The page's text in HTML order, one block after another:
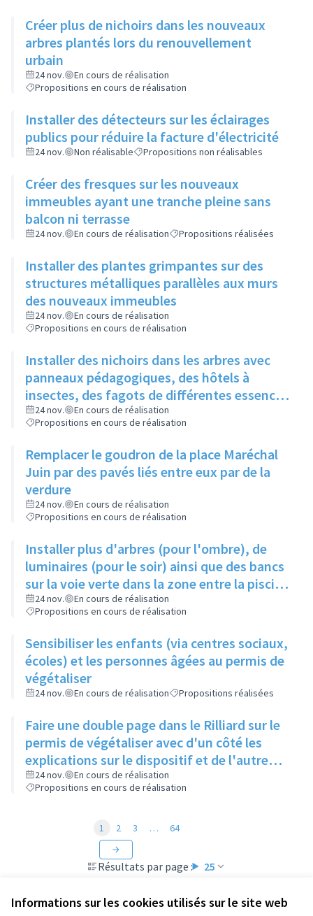
Informations sur les cookies utilisés sur le site web
Créer plus de nichoirs dans les nouveaux
arbres plantés lors du renouvellement
urbain
24 nov.
En cours de réalisation
Propositions en cours de réalisation
Installer des détecteurs sur les éclairages
publics pour réduire la facture d'électricité
24 nov. Non réalisable Propositions non réalisables
Créer des fresques sur les nouveaux
immeubles ayant une tranche pleine sans
balcon ni terrasse
24 nov. En cours de réalisation Propositions réalisées
Installer des plantes grimpantes sur des
structures métalliques parallèles aux murs
des nouveaux immeubles
24 nov.
En cours de réalisation
Propositions en cours de réalisation
Installer des nichoirs dans les arbres avec
panneaux pédagogiques, des hôtels à
insectes, des fagots de différentes essences
pour stimuler la biodiversité sur la place du
Château à la Roue
24 nov.
En cours de réalisation
Propositions en cours de réalisation
Remplacer le goudron de la place Maréchal
Juin par des pavés liés entre eux par de la
verdure
24 nov.
En cours de réalisation
Propositions en cours de réalisation
Installer plus d'arbres (pour l'ombre), de
luminaires (pour le soir) ainsi que des bancs
sur la voie verte dans la zone entre la piscine
et la rue de l'Industrie
24 nov.
En cours de réalisation
Propositions en cours de réalisation
Sensibiliser les enfants (via centres sociaux,
écoles) et les personnes âgées au permis de
végétaliser
24 nov. En cours de réalisation Propositions réalisées
Faire une double page dans le Rilliard sur le
permis de végétaliser avec d'un côté les
explications sur le dispositif et de l'autre
côté des exemples concrets de lieux à
investir
24 nov.
En cours de réalisation
Propositions en cours de réalisation
Résultats par page : 25
1 2 3 … 64